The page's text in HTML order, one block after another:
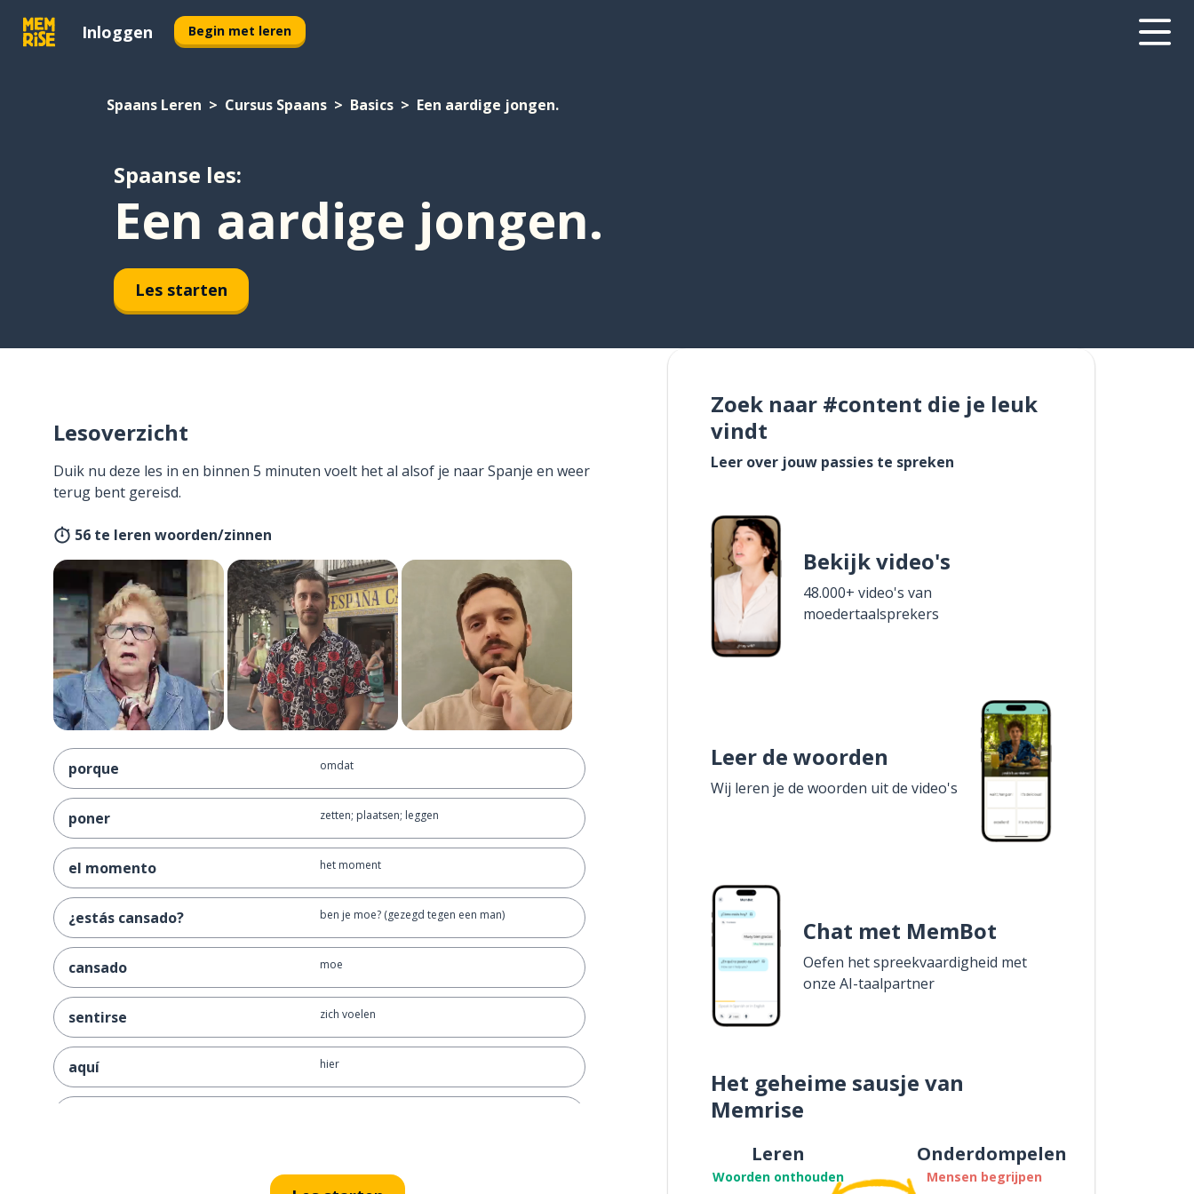
Inloggen Begin met leren
Spaans Leren Cursus Spaans Basics Een aardige jongen.
Spaanse les:
Een aardige jongen.
Les starten
Lesoverzicht
Duik nu deze les in en binnen 5 minuten voelt het al alsof je naar Spanje en weer
terug bent gereisd.
56 te leren woorden/zinnen
porque omdat
poner zetten; plaatsen; leggen
el momento het moment
¿estás cansado? ben je moe? (gezegd tegen een man)
cansado moe
sentirse zich voelen
aquí hier
Zoek naar #content die je leuk
vindt
Leer over jouw passies te spreken
Bekijk video's
48.000+ video's van
moedertaalsprekers
Leer de woorden
Wij leren je de woorden uit de video's
Chat met MemBot
Oefen het spreekvaardigheid met
onze AI-taalpartner
Het geheime sausje van
Memrise
Leren
Woorden onthouden
Onderdompelen
Mensen begrijpen